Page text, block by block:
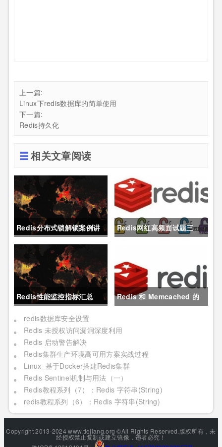
上一篇:
Linux下redis数据库的简单使用
下一篇:
Redis持久化
相关文章阅读
Redis分布式锁解锁案例讲
解
Redis网红高频面试题三
缓存雪崩？
Redis性能监控指标汇总
Redis 和 Memcached 的
我们该选哪个？
redis数据库安全设置
Redis 未授权访问漏洞深度利用
Redis 启动警告解决
Redis集群生产环境高可用方案实战过程
Linux_基于Docker搭建Redis集群
Redis Sentinel机制与用法（一）
Redis教程系列（7）：Redis 字符串(String)
redis教程系列（6）：Redis 字符串(String)
Copyright 2013-2024 www.tiejiang.org ©All Rights Reserved.版权所有，未
经授权禁止复制或建立镜像，违者必究！